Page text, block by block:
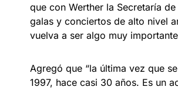
que con Werther la Secretaría
galas y conciertos de alto nivel
vuelva a ser algo muy
Agregó que “la última vez que
1997, hace casi 30 años. Es un